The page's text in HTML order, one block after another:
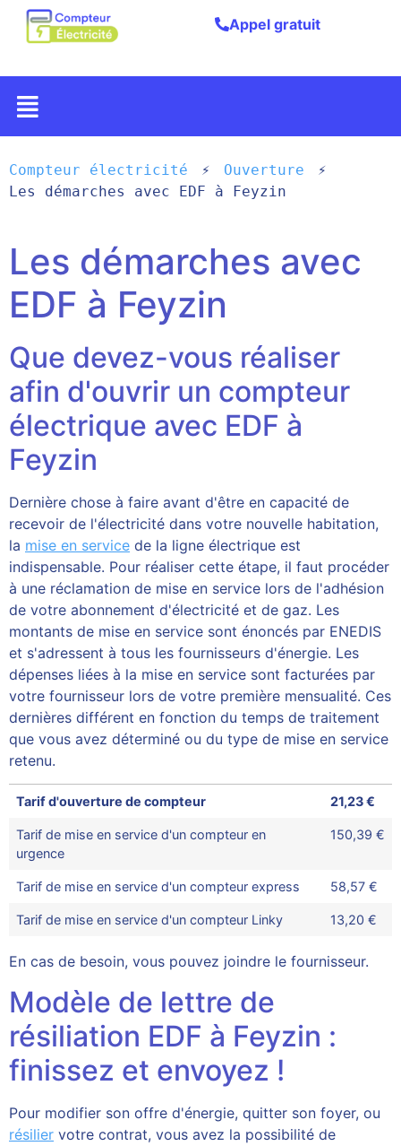
Appel gratuit
Compteur électricité
Ouverture
Les démarches avec EDF à Feyzin
Les démarches avec
EDF à Feyzin
Que devez-vous réaliser
afin d'ouvrir un compteur
électrique avec EDF à
Feyzin
Dernière chose à faire avant d'être en capacité de
recevoir de l'électricité dans votre nouvelle habitation,
la mise en service de la ligne électrique est
indispensable. Pour réaliser cette étape, il faut procéder
à une réclamation de mise en service lors de l'adhésion
de votre abonnement d'électricité et de gaz. Les
montants de mise en service sont énoncés par ENEDIS
et s'adressent à tous les fournisseurs d'énergie. Les
dépenses liées à la mise en service sont facturées par
votre fournisseur lors de votre première mensualité. Ces
dernières différent en fonction du temps de traitement
que vous avez déterminé ou du type de mise en service
retenu.
Tarif d'ouverture de compteur 21,23 €
Tarif de mise en service d'un compteur en
urgence
150,39 €
Tarif de mise en service d'un compteur express 58,57 €
Tarif de mise en service d'un compteur Linky 13,20 €
En cas de besoin, vous pouvez joindre le fournisseur.
Modèle de lettre de
résiliation EDF à Feyzin :
finissez et envoyez !
Pour modifier son offre d'énergie, quitter son foyer, ou
résilier votre contrat, vous avez la possibilité de